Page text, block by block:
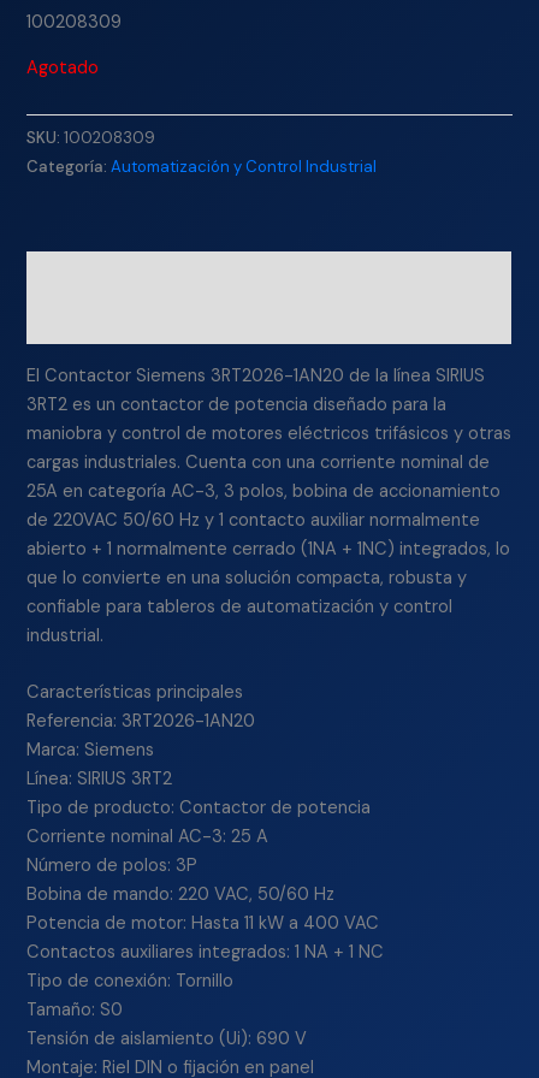
100208309
Agotado
SKU:100208309
Categoría:Automatización y Control Industrial
El Contactor Siemens 3RT2026-1AN20 de la línea SIRIUS
3RT2 es un contactor de potencia diseñado para la
maniobra y control de motores eléctricos trifásicos y otras
cargas industriales. Cuenta con una corriente nominal de
25A en categoría AC-3, 3 polos, bobina de accionamiento
de 220VAC 50/60 Hz y 1 contacto auxiliar normalmente
abierto + 1 normalmente cerrado (1NA + 1NC) integrados, lo
que lo convierte en una solución compacta, robusta y
confiable para tableros de automatización y control
industrial.
Características principales
Referencia: 3RT2026-1AN20
Marca: Siemens
Línea: SIRIUS 3RT2
Tipo de producto: Contactor de potencia
Corriente nominal AC-3: 25 A
Número de polos: 3P
Bobina de mando: 220 VAC, 50/60 Hz
Potencia de motor: Hasta 11 kW a 400 VAC
Contactos auxiliares integrados: 1 NA + 1 NC
Tipo de conexión: Tornillo
Tamaño: S0
Tensión de aislamiento (Ui): 690 V
Montaje: Riel DIN o fijación en panel